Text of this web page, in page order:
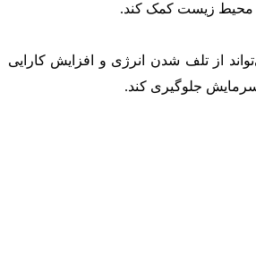
محیط زیست کمک کند.
از تلف شدن انرژی و افزایش کارایی
جلوگیری کند.